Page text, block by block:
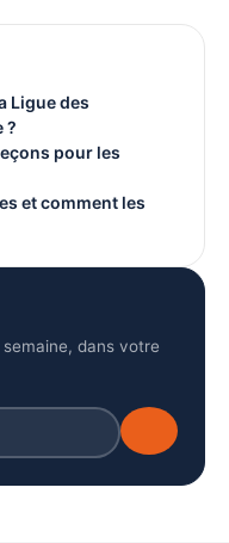
Ligue des
?
pour les
et comment les
dans votre